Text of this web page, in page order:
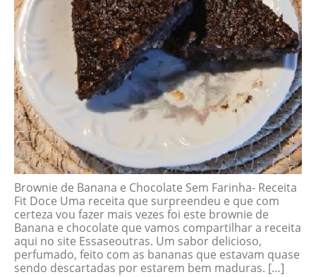
Brownie de Banana e Chocolate Sem Farinha- Receita
Fit Doce Uma receita que surpreendeu e que com
certeza vou fazer mais vezes foi este brownie de
Banana e chocolate que vamos compartilhar a receita
aqui no site Essaseoutras. Um sabor delicioso,
perfumado, feito com as bananas que estavam quase
sendo descartadas por estarem bem maduras. […]